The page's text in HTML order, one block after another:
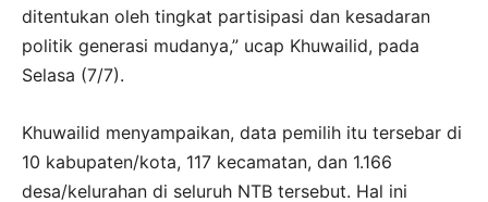
ditentukan oleh tingkat partisipasi dan kesadaran
politik generasi mudanya,” ucap Khuwailid, pada
Selasa (7/7).
Khuwailid menyampaikan, data pemilih itu tersebar di
10 kabupaten/kota, 117 kecamatan, dan 1.166
desa/kelurahan di seluruh NTB tersebut. Hal ini